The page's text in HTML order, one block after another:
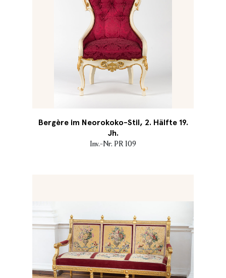
Bergère im Neorokoko-Stil, 2. Hälfte 19.
Jh.
Inv.-Nr. PR 109